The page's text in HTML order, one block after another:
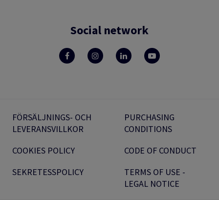
Social network
FÖRSÄLJNINGS- OCH
LEVERANSVILLKOR
COOKIES POLICY
SEKRETESSPOLICY
PURCHASING
CONDITIONS
CODE OF CONDUCT
TERMS OF USE -
LEGAL NOTICE